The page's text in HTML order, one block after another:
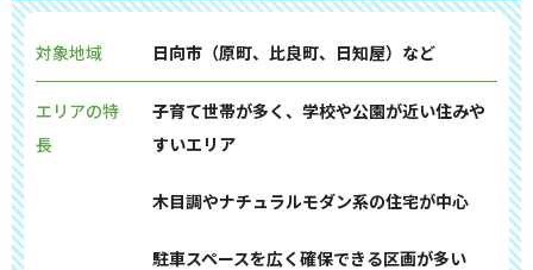
対象地域 日向市（原町、比良町、日知屋）など
エリアの特
長
子育て世帯が多く、学校や公園が近い住みや
すいエリア
木目調やナチュラルモダン系の住宅が中心
駐車スペースを広く確保できる区画が多い